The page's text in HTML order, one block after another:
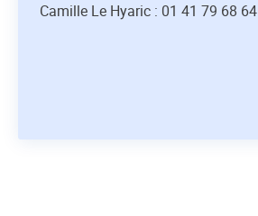
Camille Le Hyaric : 01 41 79 68 64